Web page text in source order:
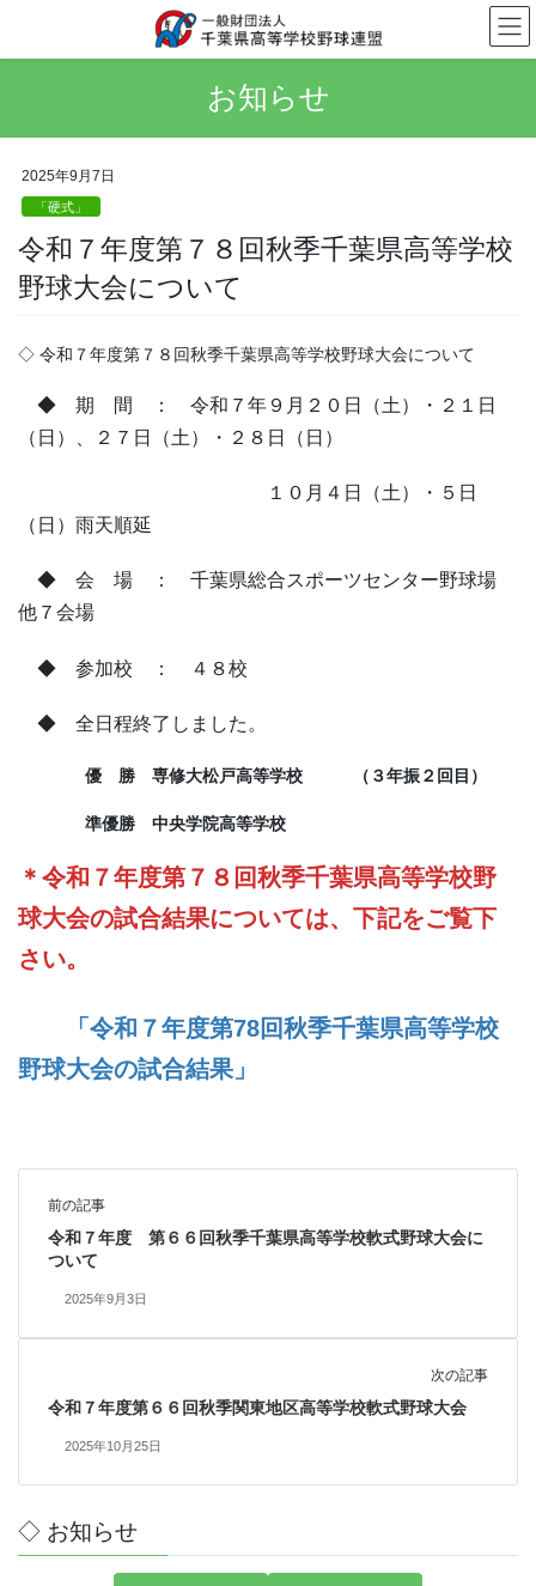
テ
へ
ゲ
ョ
お知らせ
2025年9月7日
「硬式」
令和７年度第７８回秋季千葉県高等学校
野球大会について
◇ 令和７年度第７８回秋季千葉県高等学校野球大会について
◆ 期 間 ： 令和７年９月２０日（土）・２１日
（日）、２７日（土）・２８日（日）
１０月４日（土）・５日
（日）雨天順延
◆ 会 場 ： 千葉県総合スポーツセンター野球場
他７会場
◆ 参加校 ： ４８校
◆ 全日程終了しました。
優 勝 専修大松戸高等学校 （３年振２回目）
準優勝 中央学院高等学校
＊令和７年度第７８回秋季千葉県高等学校野
球大会の試合結果については、下記をご覧下
さい。
「令和７年度第78回秋季千葉県高等学校
野球大会の試合結果」
前の記事
令和７年度 第６６回秋季千葉県高等学校軟式野球大会に
ついて
2025年9月3日
次の記事
令和７年度第６６回秋季関東地区高等学校軟式野球大会
2025年10月25日
◇ お知らせ